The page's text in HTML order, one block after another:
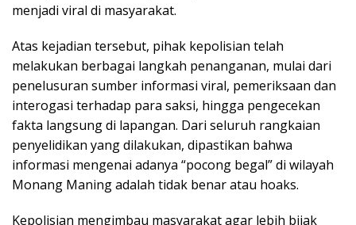
menjadi viral di masyarakat.
Atas kejadian tersebut, pihak kepolisian telah
melakukan berbagai langkah penanganan, mulai dari
penelusuran sumber informasi viral, pemeriksaan dan
interogasi terhadap para saksi, hingga pengecekan
fakta langsung di lapangan. Dari seluruh rangkaian
penyelidikan yang dilakukan, dipastikan bahwa
informasi mengenai adanya “pocong begal” di wilayah
Monang Maning adalah tidak benar atau hoaks.
Kepolisian mengimbau masyarakat agar lebih bijak